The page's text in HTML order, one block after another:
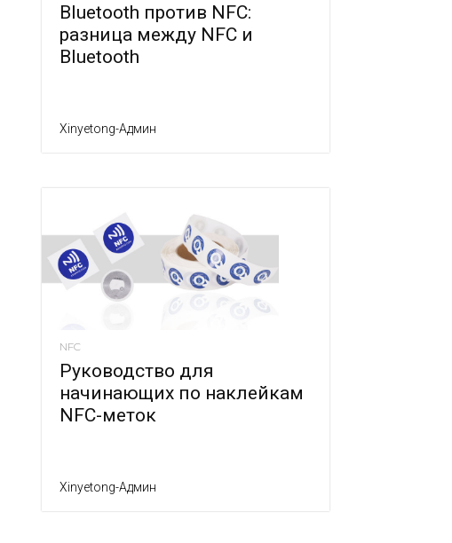
Bluetooth против NFC:
разница между NFC и
Bluetooth
Xinyetong-Админ
NFC
Руководство для
начинающих по наклейкам
NFC-меток
Xinyetong-Админ